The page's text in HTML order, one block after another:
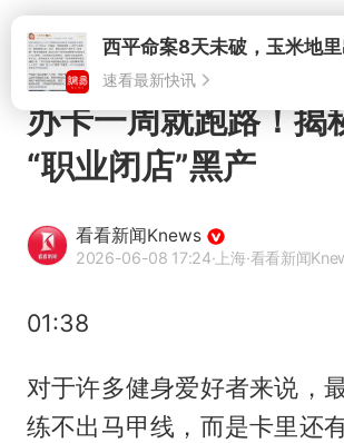
办卡一周就跑路！揭
“职业闭店”黑产
看看新闻Knews
2026-06-08 17:24·上海·看看新闻Knews官方网
01:38
对于许多健身爱好者来说，
练不出马甲线，而是卡里还